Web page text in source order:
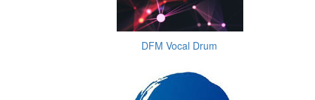
DFM Vocal Drum